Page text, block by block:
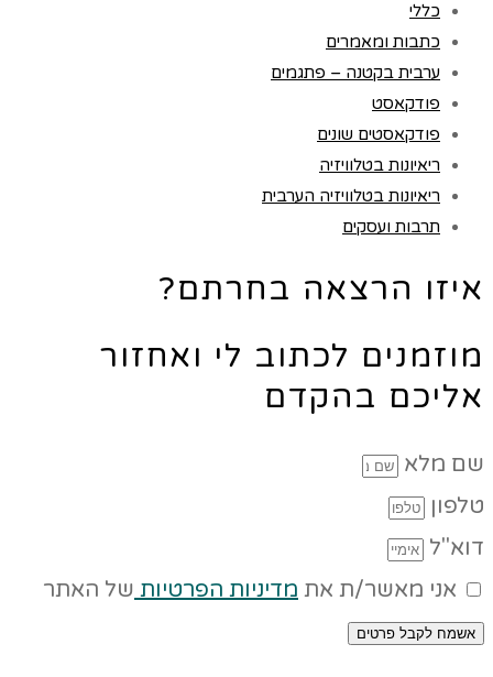
כללי
כתבות ומאמרים
ערבית בקטנה – פתגמים
פודקאסט
פודקאסטים שונים
ריאיונות בטלוויזיה
ריאיונות בטלוויזיה הערבית
תרבות ועסקים
איזו הרצאה בחרתם?
מוזמנים לכתוב לי ואחזור
אליכם בהקדם
שם מלא
טלפון
דוא"ל
אני מאשר/ת את מדיניות הפרטיות של האתר
אשמח לקבל פרטים